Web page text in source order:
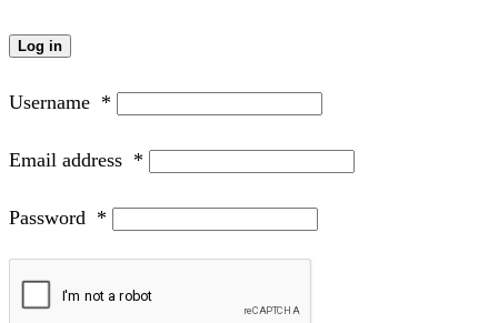
Log in
Username *
Email address *
Password *